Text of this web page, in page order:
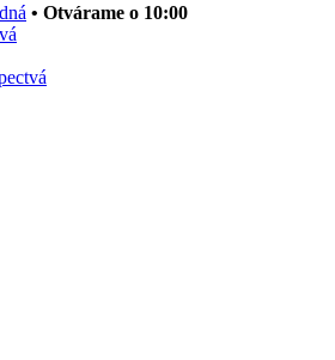
• Otvárame o 10:00